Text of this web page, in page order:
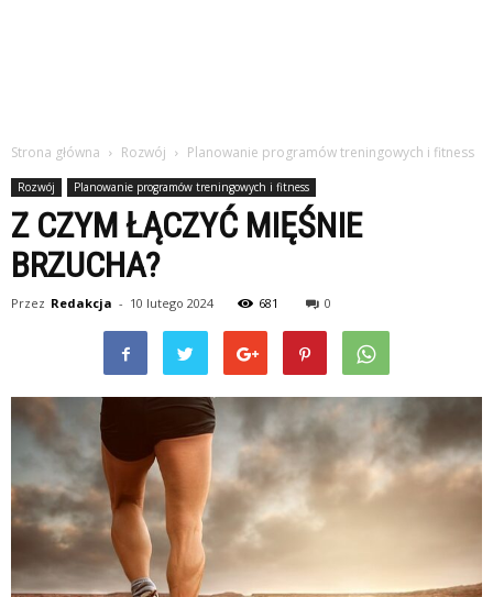
Strona główna Rozwój Planowanie programów treningowych i fitness
Rozwój Planowanie programów treningowych i fitness
Z CZYM ŁĄCZYĆ MIĘŚNIE
BRZUCHA?
Przez Redakcja - 10 lutego 2024 681 0